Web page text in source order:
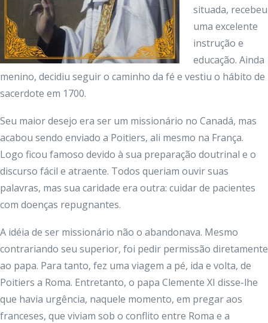
situada, recebeu
uma excelente
instrução e
educação. Ainda
menino, decidiu seguir o caminho da fé e vestiu o hábito de
sacerdote em 1700.
Seu maior desejo era ser um missionário no Canadá, mas
acabou sendo enviado a Poitiers, ali mesmo na França.
Logo ficou famoso devido à sua preparação doutrinal e o
discurso fácil e atraente. Todos queriam ouvir suas
palavras, mas sua caridade era outra: cuidar de pacientes
com doenças repugnantes.
A idéia de ser missionário não o abandonava. Mesmo
contrariando seu superior, foi pedir permissão diretamente
ao papa. Para tanto, fez uma viagem a pé, ida e volta, de
Poitiers a Roma. Entretanto, o papa Clemente XI disse-lhe
que havia urgência, naquele momento, em pregar aos
franceses, que viviam sob o conflito entre Roma e a